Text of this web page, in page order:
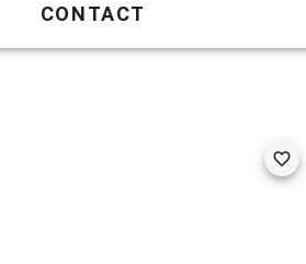
CONTACT